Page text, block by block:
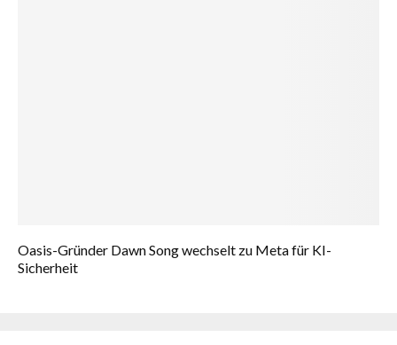
Oasis-Gründer Dawn Song wechselt zu Meta für KI-
Sicherheit